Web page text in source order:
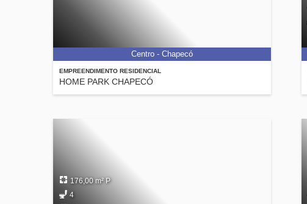
EMPREENDIMENTO RESIDENCIAL
HOME PARK CHAPECÓ
Centro - Chapecó
176,00 m² P
4